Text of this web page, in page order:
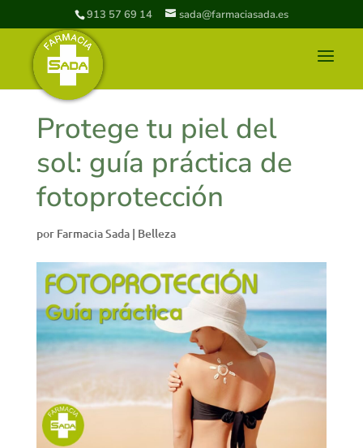
913 57 69 14 sada@farmaciasada.es
Protege tu piel del
sol: guía práctica de
fotoprotección
por Farmacia Sada| Belleza